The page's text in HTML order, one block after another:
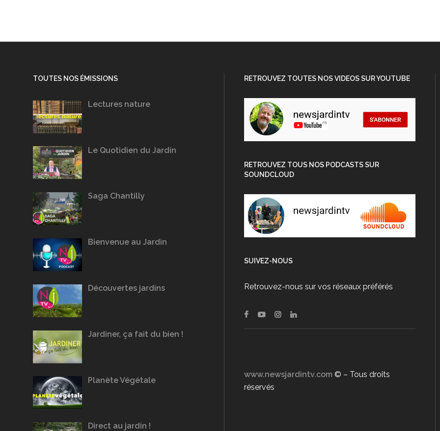
TOUTES NOS ÉMISSIONS
Lectures nature
Le Quotidien du Jardin
Saga Chantilly
Bienvenue au Jardin
Découvertes jardins
Jardiner, ça fait du bien !
Planète Végétale
Direct au jardin !
RETROUVEZ TOUTES NOS VIDEOS SUR YOUTUBE
RETROUVEZ TOUS NOS PODCASTS SUR
SOUNDCLOUD
SUIVEZ-NOUS
Retrouvez-nous sur vos réseaux préférés
www.newsjardintv.com © – Tous droits
réservés